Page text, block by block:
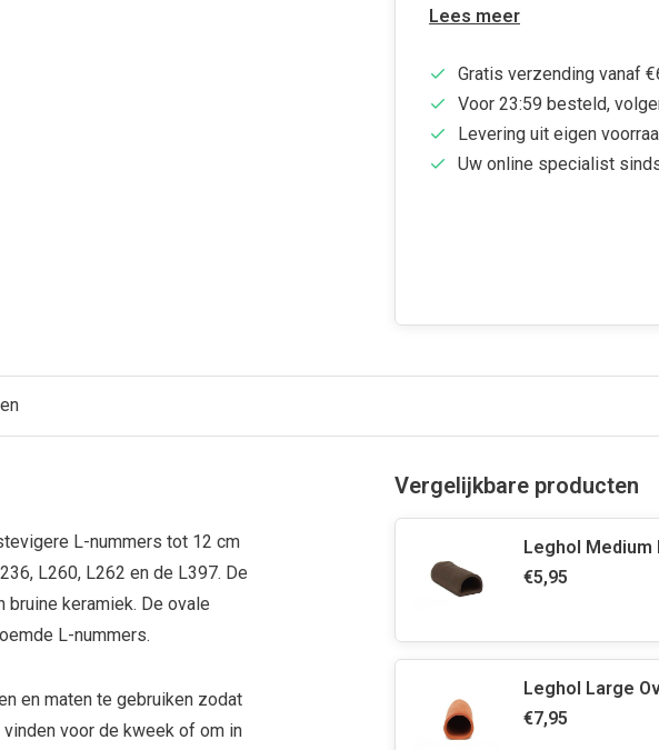
Lees meer
Gratis verzending vanaf
Voor 23:59 besteld,
Levering uit eigen
Uw online specialist
L-nummers tot 12 cm
L260, L262 en de L397. De
bruine keramiek. De ovale
L-nummers.
en maten te gebruiken zodat
voor de kweek of om in
Vergelijkbare producten
Leghol Medium
€5,95
Leghol Large
€7,95